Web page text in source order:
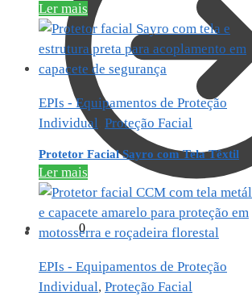
R$0,00 0
Ler mais
EPIs - Equipamentos de Proteção
Individual Proteção Facial
Protetor Facial Sayro com Tela Têxtil
Ler mais
EPIs - Equipamentos de Proteção
Individual, Proteção Facial